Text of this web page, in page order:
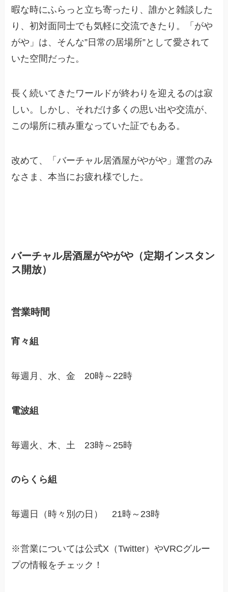
暇な時にふらっと立ち寄ったり、誰かと雑談した
り、初対面同士でも気軽に交流できたり。「がや
がや」は、そんな”日常の居場所”として愛されて
いた空間だった。
長く続いてきたワールドが終わりを迎えるのは寂
しい。しかし、それだけ多くの思い出や交流が、
この場所に積み重なっていた証でもある。
改めて、「バーチャル居酒屋がやがや」運営のみ
なさま、本当にお疲れ様でした。
バーチャル居酒屋がやがや（定期インスタン
ス開放）
営業時間
宵々組
毎週月、水、金 20時～22時
電波組
毎週火、木、土 23時～25時
のらくら組
毎週日（時々別の日） 21時～23時
※営業については公式X（Twitter）やVRCグルー
プの情報をチェック！